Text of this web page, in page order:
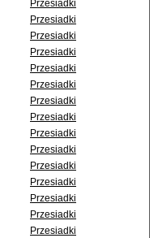
Przesiadki
Przesiadki
Przesiadki
Przesiadki
Przesiadki
Przesiadki
Przesiadki
Przesiadki
Przesiadki
Przesiadki
Przesiadki
Przesiadki
Przesiadki
Przesiadki
Przesiadki